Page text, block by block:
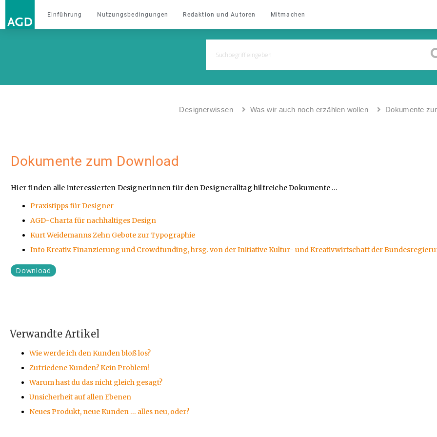
Einführung Nutzungsbedingungen Redaktion und Autoren Mitmachen
Designerwissen Was wir auch noch erzählen wollen Dokumente
Dokumente zum Download
Hier finden alle interessierten Designerinnen für den Designeralltag hilfreiche Dokumente …
Praxistipps für Designer
AGD-Charta für nachhaltiges Design
Kurt Weidemanns Zehn Gebote zur Typographie
Info Kreativ. Finanzierung und Crowdfunding, hrsg. von der Initiative Kultur- und Kreativwirtschaft der
Download
Verwandte Artikel
Wie werde ich den Kunden bloß los?
Zufriedene Kunden? Kein Problem!
Warum hast du das nicht gleich gesagt?
Unsicherheit auf allen Ebenen
Neues Produkt, neue Kunden … alles neu, oder?